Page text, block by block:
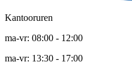
Kantooruren
ma-vr: 08:00 - 12:00
ma-vr: 13:30 - 17:00